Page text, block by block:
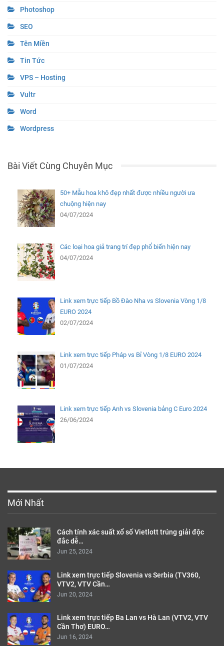
Photoshop
SEO
Tên Miền
Tin Tức
VPS – Hosting
Vultr
Word
Wordpress
Bài Viết Cùng Chuyên Mục
50+ Mẫu hoa khô đẹp nhất được nhiều người ưa
chuộng hiện nay
04/07/2024
Các loại hoa giả trang trí đẹp phổ biến hiện nay
04/07/2024
Link xem trực tiếp Bồ Đào Nha vs Slovenia Vòng 1/8
EURO 2024
02/07/2024
Link xem trực tiếp Pháp vs Bỉ Vòng 1/8 EURO 2024
01/07/2024
Link xem trực tiếp Anh vs Slovenia bảng C Euro 2024
26/06/2024
Mới Nhất
Cách tính xác suất xổ số Vietlott trúng giải độc
đắc dễ…
Jun 25, 2024
Link xem trực tiếp Slovenia vs Serbia (TV360,
VTV2, VTV Cần…
Jun 20, 2024
Link xem trực tiếp Ba Lan vs Hà Lan (VTV2, VTV
Cần Thơ) EURO…
Jun 16, 2024